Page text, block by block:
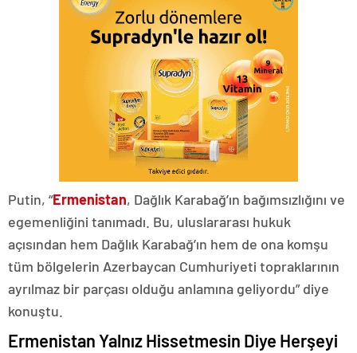
Putin, “Ermenistan, Dağlık Karabağ’ın bağımsızlığını ve
egemenliğini tanımadı. Bu, uluslararası hukuk
açısından hem Dağlık Karabağ’ın hem de ona komşu
tüm bölgelerin Azerbaycan Cumhuriyeti topraklarının
ayrılmaz bir parçası olduğu anlamına geliyordu” diye
konuştu.
Ermenistan Yalnız Hissetmesin Diye Herşeyi